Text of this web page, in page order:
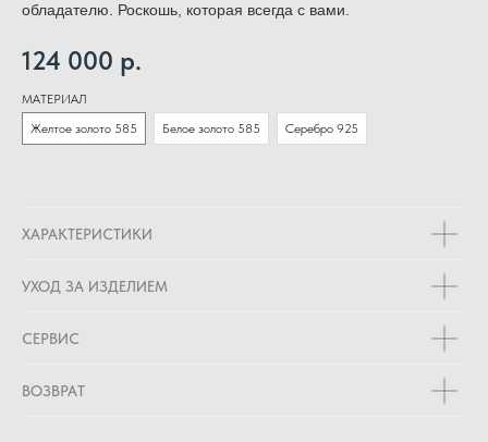
обладателю. Роскошь, которая всегда с вами.
124 000 р.
МАТЕРИАЛ
Желтое золото 585
Белое золото 585 Серебро 925
ХАРАКТЕРИСТИКИ
УХОД ЗА ИЗДЕЛИЕМ
СЕРВИС
ВОЗВРАТ